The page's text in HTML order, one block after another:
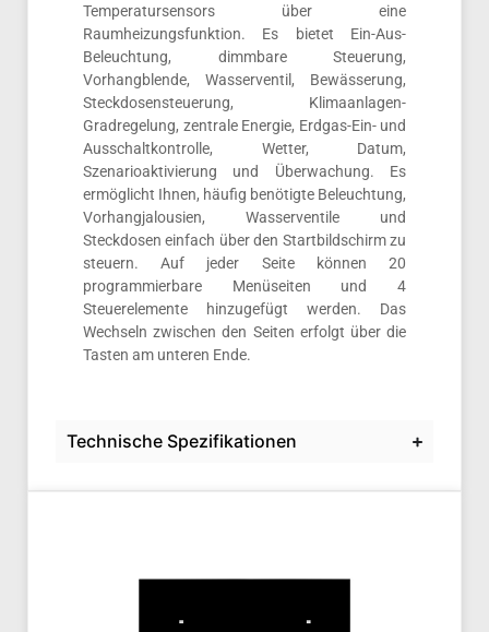
Temperatursensors über eine
Raumheizungsfunktion. Es bietet Ein-Aus-
Beleuchtung, dimmbare Steuerung,
Vorhangblende, Wasserventil, Bewässerung,
Steckdosensteuerung, Klimaanlagen-
Gradregelung, zentrale Energie, Erdgas-Ein- und
Ausschaltkontrolle, Wetter, Datum,
Szenarioaktivierung und Überwachung. Es
ermöglicht Ihnen, häufig benötigte Beleuchtung,
Vorhangjalousien, Wasserventile und
Steckdosen einfach über den Startbildschirm zu
steuern. Auf jeder Seite können 20
programmierbare Menüseiten und 4
Steuerelemente hinzugefügt werden. Das
Wechseln zwischen den Seiten erfolgt über die
Tasten am unteren Ende.
Technische Spezifikationen